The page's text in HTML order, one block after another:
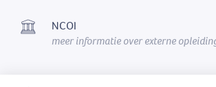
NCOI
meer informatie over externe